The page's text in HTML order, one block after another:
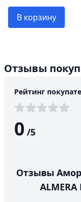
В корзину
Отзывы
Рейтинг
0 /5
Отзывы